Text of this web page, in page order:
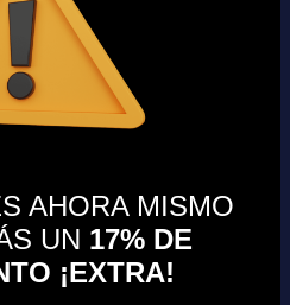
AHORA MISMO
UN 17% DE
¡EXTRA!